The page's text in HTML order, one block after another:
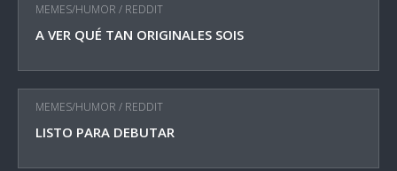
MEMES/HUMOR / REDDIT
A VER QUÉ TAN ORIGINALES SOIS
MEMES/HUMOR / REDDIT
LISTO PARA DEBUTAR